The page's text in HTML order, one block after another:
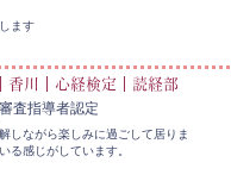
ます
香川｜心経検定｜読経部
査指導者認定
しながら楽しみに過ごして居りま
る感じがしています。